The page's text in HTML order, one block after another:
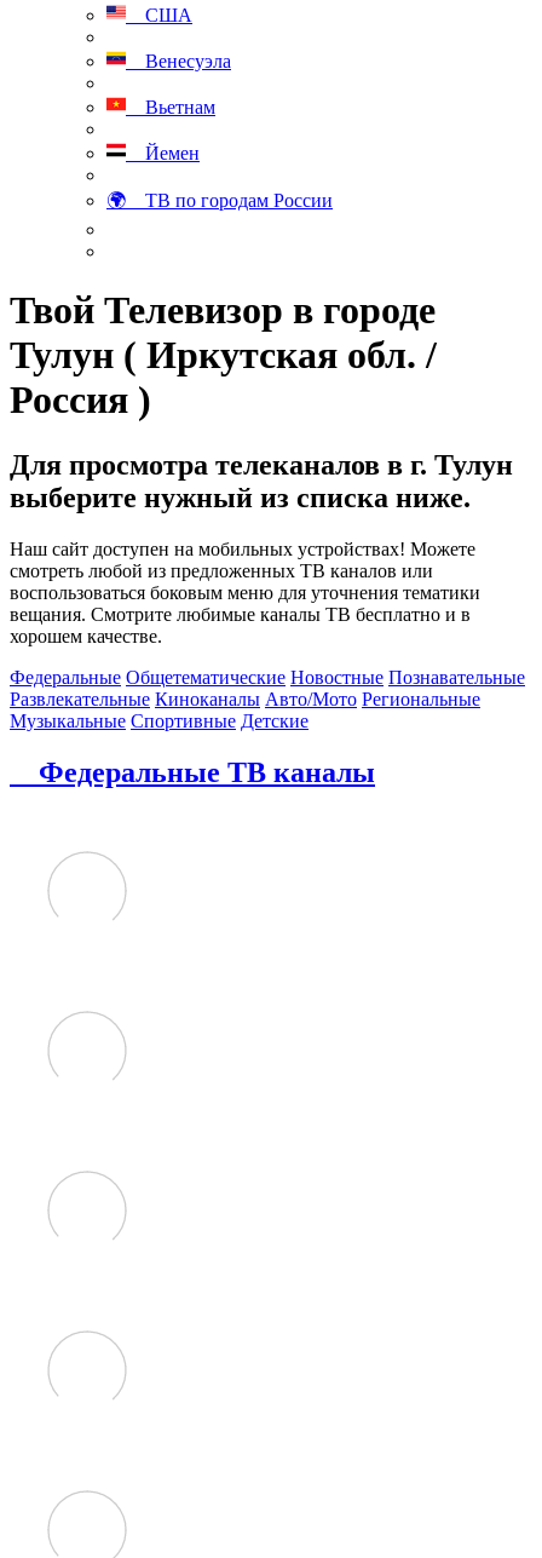
США
Венесуэла
Вьетнам
Йемен
🌍 ТВ по городам России
Твой Телевизор в городе
Тулун ( Иркутская обл. /
Россия )
Для просмотра телеканалов в г. Тулун
выберите нужный из списка ниже.
Наш сайт доступен на мобильных устройствах! Можете
смотреть любой из предложенных ТВ каналов или
воспользоваться боковым меню для уточнения тематики
вещания. Смотрите любимые каналы ТВ бесплатно и в
хорошем качестве.
Федеральные Общетематические Новостные Познавательные
Развлекательные Киноканалы Авто/Мото Региональные
Музыкальные Спортивные Детские
Федеральные ТВ каналы